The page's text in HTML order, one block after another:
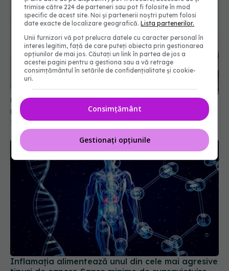
Un nou tratament reduce cu 47% riscul de
recidivă în cazul cancerului de vezică urinară
25 iul 2026, 11:36
Inflamația alimentează unul din cele mai agresive
trimise către 224 de parteneri sau pot fi folosite în mod
specific de acest site. Noi și partenerii noștri putem folosi
date exacte de localizare geografică.Lista partenerilor.
Unii furnizori vă pot prelucra datele cu caracter personal în
interes legitim, față de care puteți obiecta prin gestionarea
opțiunilor de mai jos. Căutați un link în partea de jos a
acestei pagini pentru a gestiona sau a vă retrage
consimțământul în setările de confidențialitate și cookie-
uri.
Consimțământ
Gestionați opțiunile